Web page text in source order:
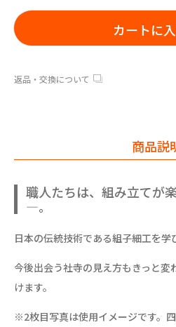
カートに
返品・交換について
商品説
職人たちは、組み立てが
―。
日本の伝統技術である組子細工を学
今後出会う社寺の見え方もきっと変
けます。
※2枚目写真は使用イメージです。